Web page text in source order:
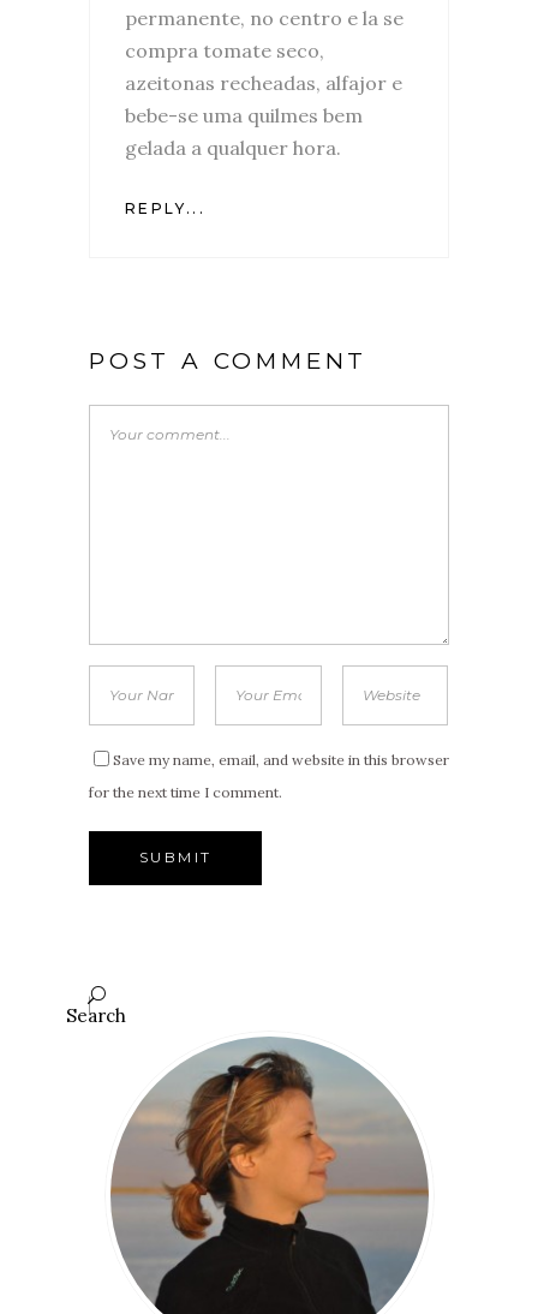
permanente, no centro e la se
compra tomate seco,
azeitonas recheadas, alfajor e
bebe-se uma quilmes bem
gelada a qualquer hora.
REPLY...
POST A COMMENT
Save my name, email, and website in this browser
for the next time I comment.
Search